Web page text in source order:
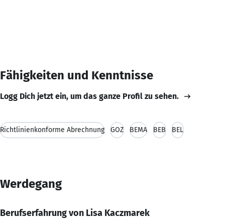
Fähigkeiten und Kenntnisse
Logg Dich jetzt ein, um das ganze Profil zu sehen.
Richtlinienkonforme Abrechnung GOZ BEMA BEB BEL
Werdegang
Berufserfahrung von Lisa Kaczmarek